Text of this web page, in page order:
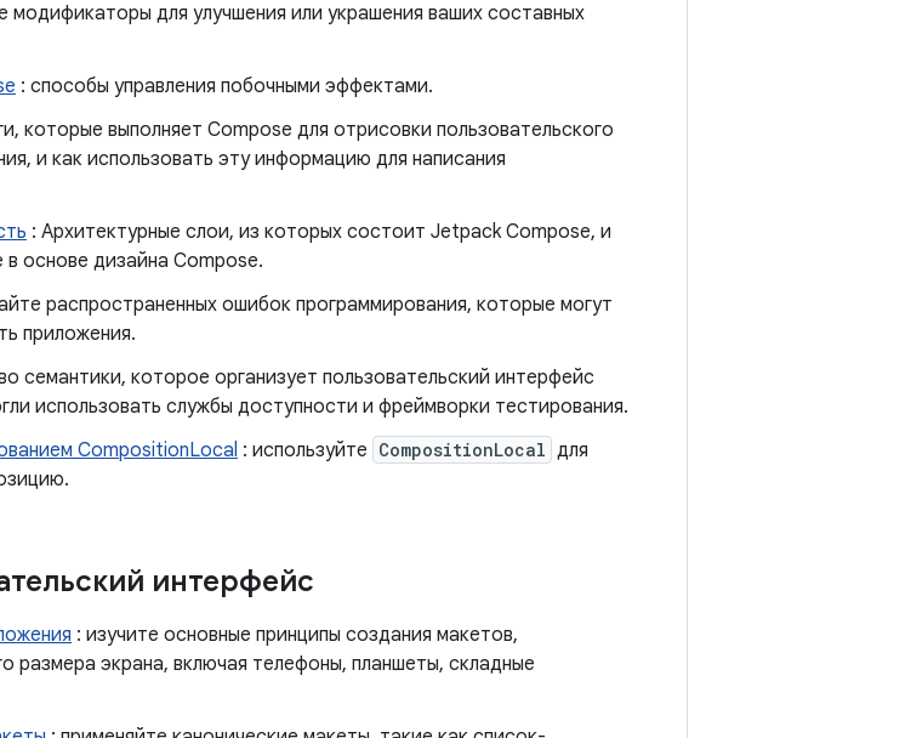
модификаторы для улучшения или украшения ваших составных
: способы управления побочными эффектами.
которые выполняет Compose для отрисовки пользовательского
и как использовать эту информацию для написания
: Архитектурные слои, из которых состоит Jetpack Compose, и
основе дизайна Compose.
распространенных ошибок программирования, которые могут
приложения.
семантики, которое организует пользовательский интерфейс
использовать службы доступности и фреймворки тестирования.
CompositionLocal : используйте CompositionLocal для
интерфейс
: изучите основные принципы создания макетов,
размера экрана, включая телефоны, планшеты, складные